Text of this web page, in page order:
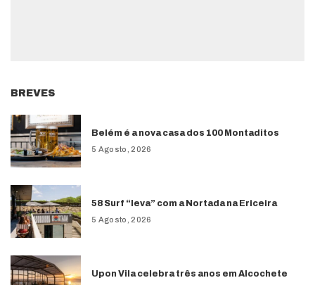
BREVES
Belém é a nova casa dos 100 Montaditos
5 Agosto, 2026
58 Surf “leva” com a Nortada na Ericeira
5 Agosto, 2026
Upon Vila celebra três anos em Alcochete